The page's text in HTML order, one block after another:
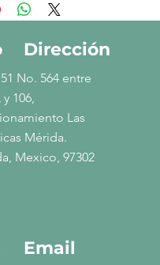
Dirección
No. 564 entre
y 106,
Las
Mérida.
Mexico, 97302
Email